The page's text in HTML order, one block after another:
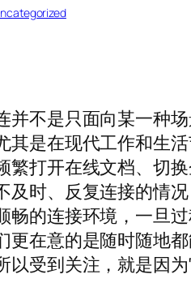
并不是只面向某一种
其是在现代工作和生
繁打开在线文档、切
及时、反复连接的情
畅的连接环境，一旦
更在意的是随时随地
以受到关注，就是因